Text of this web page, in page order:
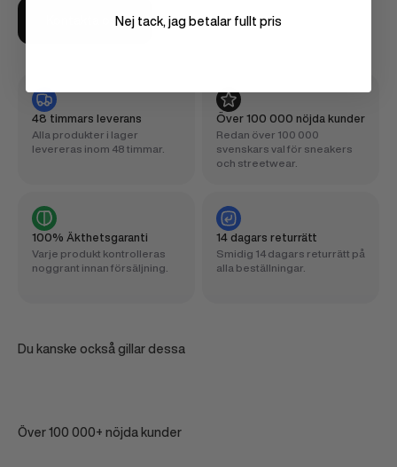
48 timmars leverans
Alla produkter i lager
levereras inom 48 timmar.
Över 100 000 nöjda kunder
Redan över 100 000
svenskars val för sneakers
och streetwear.
100% Äkthetsgaranti
Varje produkt kontrolleras
noggrant innan försäljning.
14 dagars returrätt
Smidig 14 dagars returrätt på
alla beställningar.
Kontakta oss
Du kanske också gillar dessa
Över 100 000+ nöjda kunder
Nej tack, jag betalar fullt pris